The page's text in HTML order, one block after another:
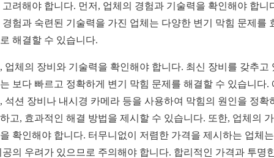
고려해야 합니다. 먼저, 업체의 경험과 기술력을 확인해야 합니
경험과 숙련된 기술력을 가진 업체는 다양한 변기 막힘 문제를
해결할 수 있습니다.
업체의 장비와 기술력을 확인해야 합니다. 최신 장비를 갖추고
보다 빠르고 정확하게 변기 막힘 문제를 해결할 수 있습니다.
석션 장비나 내시경 카메라 등을 사용하여 막힘의 원인을 정확
고, 효과적인 해결 방법을 제시할 수 있습니다. 또한, 업체의
확인해야 합니다. 터무니없이 저렴한 가격을 제시하는 업체
공의 우려가 있으므로 주의해야 합니다. 합리적인 가격과 투명